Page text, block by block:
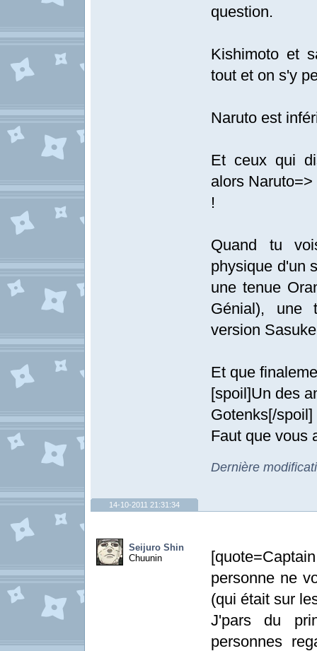
question.
Kishimoto et
tout et on s'y
Naruto est
Et ceux qui
alors
!
Quand tu
physique d'un
une tenue
Génial), une
version
Et que
[spoil]Un des
Gotenks[/spoil]
Faut que vous
Dernière
14-10-2011 21:31:34
Seijuro Shin
Chuunin
personne ne
(qui était sur
J'pars du
personnes